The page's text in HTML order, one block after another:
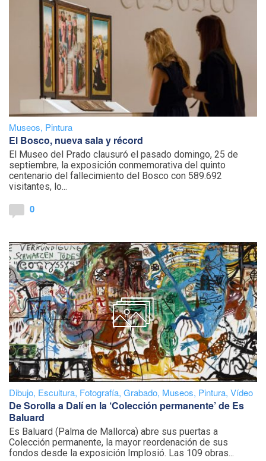
Museos, Pintura
El Bosco, nueva sala y récord
El Museo del Prado clausuró el pasado domingo, 25 de
septiembre, la exposición conmemorativa del quinto
centenario del fallecimiento del Bosco con 589.692
visitantes, lo...
0
Dibujo, Escultura, Fotografía, Grabado, Museos, Pintura, Vídeo
De Sorolla a Dalí en la ‘Colección permanente’ de Es
Baluard
Es Baluard (Palma de Mallorca) abre sus puertas a
Colección permanente, la mayor reordenación de sus
fondos desde la exposición Implosió. Las 109 obras...